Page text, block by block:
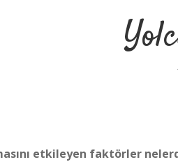
etkileyen faktörler